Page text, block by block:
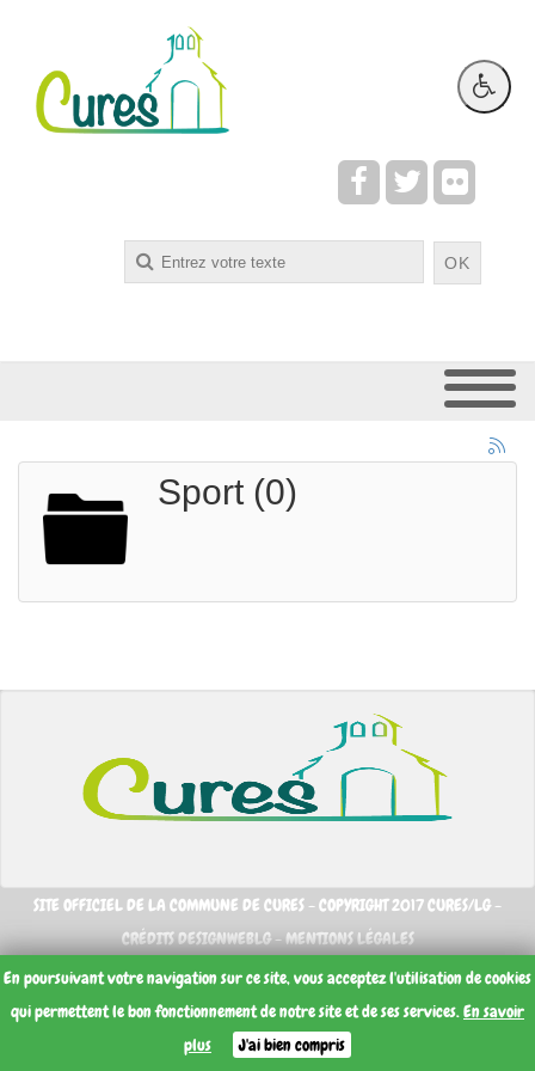
OK
Sport (0)
SITE OFFICIEL DE LA COMMUNE DE CURES - COPYRIGHT 2017 CURES/LG -
CRÉDITS DESIGNWEBLG -MENTIONS LÉGALES
En poursuivant votre navigation sur ce site, vous acceptez l'utilisation de cookies
qui permettent le bon fonctionnement de notre site et de ses services.En savoir
plus
J'ai bien compris